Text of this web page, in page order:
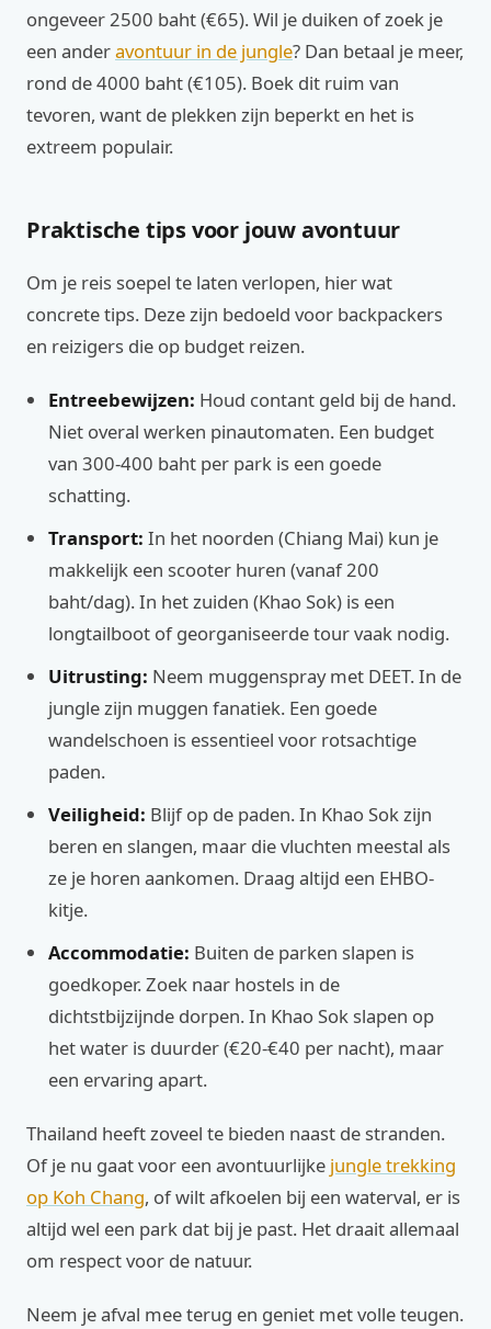
ongeveer 2500 baht (€65). Wil je duiken of zoek je
een anderavontuur in de jungle? Dan betaal je meer,
rond de 4000 baht (€105). Boek dit ruim van
tevoren, want de plekken zijn beperkt en het is
extreem populair.
Praktische tips voor jouw avontuur
Om je reis soepel te laten verlopen, hier wat
concrete tips. Deze zijn bedoeld voor backpackers
en reizigers die op budget reizen.
Entreebewijzen: Houd contant geld bij de hand.
Niet overal werken pinautomaten. Een budget
van 300-400 baht per park is een goede
schatting.
Transport: In het noorden (Chiang Mai) kun je
makkelijk een scooter huren (vanaf 200
baht/dag). In het zuiden (Khao Sok) is een
longtailboot of georganiseerde tour vaak nodig.
Uitrusting: Neem muggenspray met DEET. In de
jungle zijn muggen fanatiek. Een goede
wandelschoen is essentieel voor rotsachtige
paden.
Veiligheid: Blijf op de paden. In Khao Sok zijn
beren en slangen, maar die vluchten meestal als
ze je horen aankomen. Draag altijd een EHBO-
kitje.
Accommodatie: Buiten de parken slapen is
goedkoper. Zoek naar hostels in de
dichtstbijzijnde dorpen. In Khao Sok slapen op
het water is duurder (€20-€40 per nacht), maar
een ervaring apart.
Thailand heeft zoveel te bieden naast de stranden.
Of je nu gaat voor een avontuurlijke jungle trekking
op Koh Chang, of wilt afkoelen bij een waterval, er is
altijd wel een park dat bij je past. Het draait allemaal
om respect voor de natuur.
Neem je afval mee terug en geniet met volle teugen.